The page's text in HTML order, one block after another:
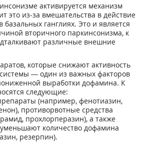
активируется механизм
это из-за вмешательства в действие
ганглиях. Это и является
вторичного паркинсонизма, к
различные внешние
которые снижают активность
— один из важных факторов
выработки дофамина. К
следующие:
(например, фенотиазин,
противорвотные средства
прохлорперазин), а также
количество дофамина
резерпин).